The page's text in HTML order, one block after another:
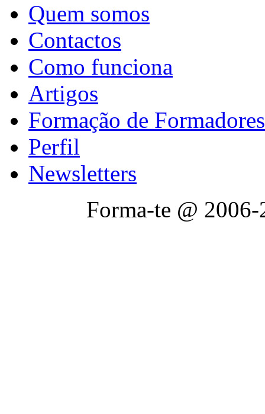
Quem somos
Contactos
Como funciona
Artigos
Formação de Formadores
Perfil
Newsletters
Forma-te @